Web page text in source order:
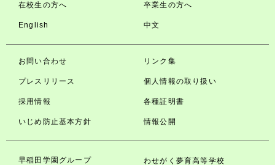
在校生の方へ 卒業生の方へ
English 中文
お問い合わせ リンク集
プレスリリース 個人情報の取り扱い
採用情報 各種証明書
いじめ防止基本方針 情報公開
早稲田学園グループ わせがく夢育高等学校